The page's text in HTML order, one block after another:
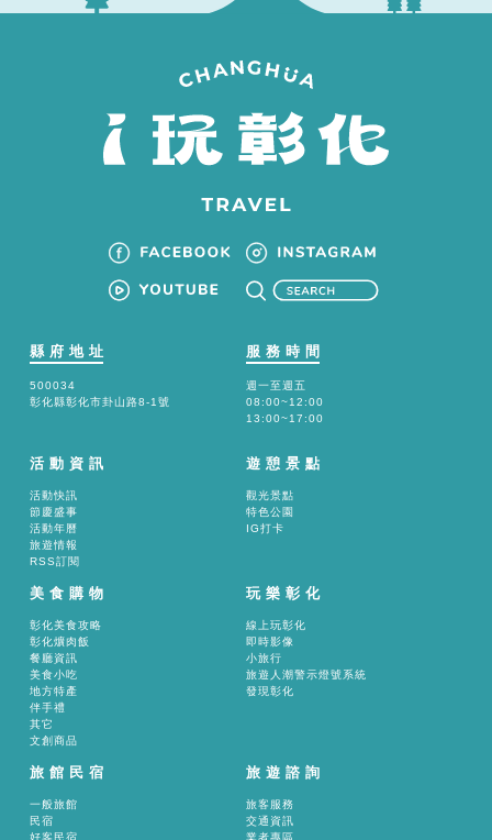
縣府地址
500034
彰化縣彰化市卦山路8-1號
服務時間
週一至週五
08:00~12:00
13:00~17:00
活動資訊
活動快訊
節慶盛事
活動年曆
旅遊情報
RSS訂閱
遊憩景點
觀光景點
特色公園
IG打卡
美食購物
彰化美食攻略
彰化爌肉飯
餐廳資訊
美食小吃
地方特產
伴手禮
其它
文創商品
玩樂彰化
線上玩彰化
即時影像
小旅行
旅遊人潮警示燈號系統
發現彰化
旅館民宿
一般旅館
民宿
旅遊諮詢
旅客服務
交通資訊